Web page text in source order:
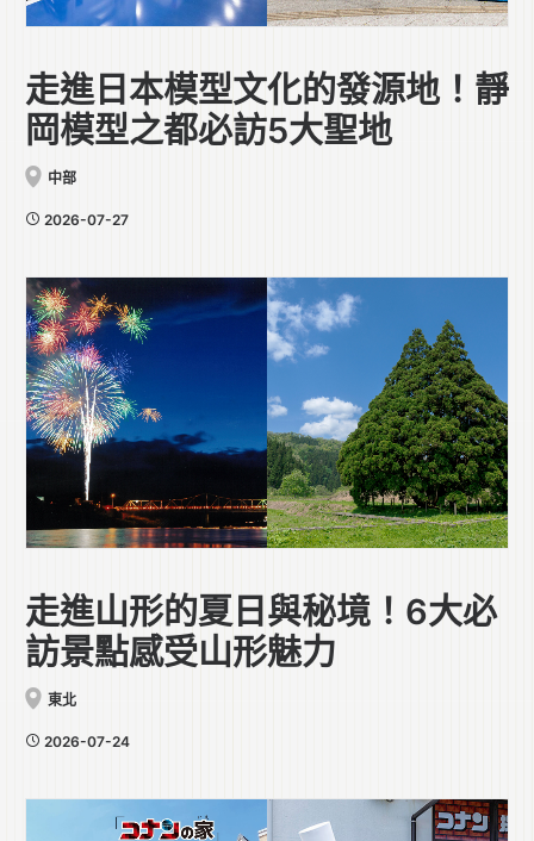
走進日本模型文化的發源地！靜
岡模型之都必訪5大聖地
中部
2026-07-27
走進山形的夏日與秘境！6大必
訪景點感受山形魅力
東北
2026-07-24